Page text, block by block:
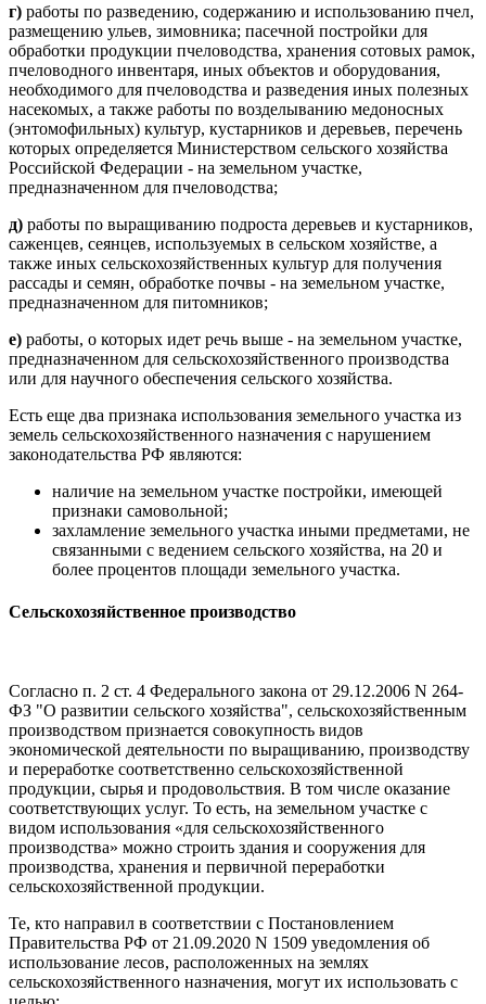
г) работы по разведению, содержанию и использованию пчел,
размещению ульев, зимовника; пасечной постройки для
обработки продукции пчеловодства, хранения сотовых рамок,
пчеловодного инвентаря, иных объектов и оборудования,
необходимого для пчеловодства и разведения иных полезных
насекомых, а также работы по возделыванию медоносных
(энтомофильных) культур, кустарников и деревьев, перечень
которых определяется Министерством сельского хозяйства
Российской Федерации - на земельном участке,
предназначенном для пчеловодства;
д) работы по выращиванию подроста деревьев и кустарников,
саженцев, сеянцев, используемых в сельском хозяйстве, а
также иных сельскохозяйственных культур для получения
рассады и семян, обработке почвы - на земельном участке,
предназначенном для питомников;
е) работы, о которых идет речь выше - на земельном участке,
предназначенном для сельскохозяйственного производства
или для научного обеспечения сельского хозяйства.
Есть еще два признака использования земельного участка из
земель сельскохозяйственного назначения с нарушением
законодательства РФ являются:
наличие на земельном участке постройки, имеющей
признаки самовольной;
захламление земельного участка иными предметами, не
связанными с ведением сельского хозяйства, на 20 и
более процентов площади земельного участка.
Сельскохозяйственное производство
Согласно п. 2 ст. 4 Федерального закона от 29.12.2006 N 264-
ФЗ "О развитии сельского хозяйства", сельскохозяйственным
производством признается совокупность видов
экономической деятельности по выращиванию, производству
и переработке соответственно сельскохозяйственной
продукции, сырья и продовольствия. В том числе оказание
соответствующих услуг. То есть, на земельном участке с
видом использования «для сельскохозяйственного
производства» можно строить здания и сооружения для
производства, хранения и первичной переработки
сельскохозяйственной продукции.
Те, кто направил в соответствии с Постановлением
Правительства РФ от 21.09.2020 N 1509 уведомления об
использование лесов, расположенных на землях
сельскохозяйственного назначения, могут их использовать с